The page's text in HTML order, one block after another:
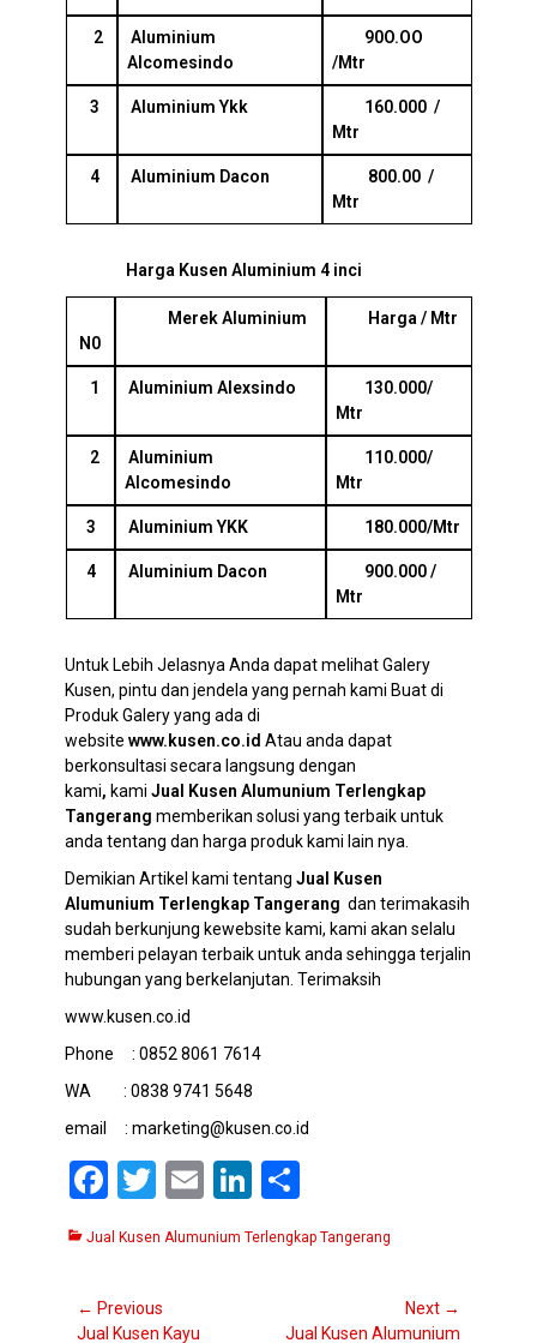
2
Aluminium
Alcomesindo
90O.OO
/Mtr
3 Aluminium Ykk
160.000 /
Mtr
4 Aluminium Dacon
800.00 /
Mtr
Harga Kusen Aluminium 4 inci
N0
Merek Aluminium Harga / Mtr
1 Aluminium Alexsindo
130.000/
Mtr
2
Aluminium
Alcomesindo
110.000/
Mtr
3 Aluminium YKK 180.000/Mtr
4 Aluminium Dacon
900.000 /
Mtr
Untuk Lebih Jelasnya Anda dapat melihat Galery
Kusen, pintu dan jendela yang pernah kami Buat di
Produk Galery yang ada di
website www.kusen.co.id Atau anda dapat
berkonsultasi secara langsung dengan
kami, kami Jual Kusen Alumunium Terlengkap
Tangerang memberikan solusi yang terbaik untuk
anda tentang dan harga produk kami lain nya.
Demikian Artikel kami tentang Jual Kusen
Alumunium Terlengkap Tangerang dan terimakasih
sudah berkunjung kewebsite kami, kami akan selalu
memberi pelayan terbaik untuk anda sehingga terjalin
hubungan yang berkelanjutan. Terimaksih
www.kusen.co.id
Phone : 0852 8061 7614
WA : 0838 9741 5648
email : marketing@kusen.co.id
F
a
ce
b
o
T
wi
tt
er
E
ail
Li
n
ke ar
Categories
Jual Kusen Alumunium Terlengkap Tangerang
Navigasi
← Previous
Previous
Jual Kusen Kayu
Next →
Next
Jual Kusen Alumunium